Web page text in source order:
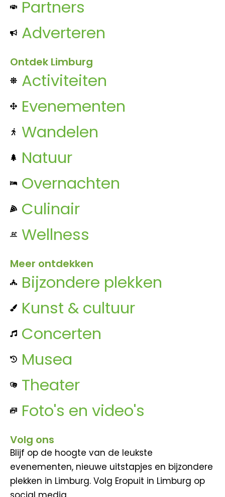
Partners
Adverteren
Ontdek Limburg
Activiteiten
Evenementen
Wandelen
Natuur
Overnachten
Culinair
Wellness
Meer ontdekken
Bijzondere plekken
Kunst & cultuur
Concerten
Musea
Theater
Foto's en video's
Volg ons
Blijf op de hoogte van de leukste
evenementen, nieuwe uitstapjes en bijzondere
plekken in Limburg. Volg Eropuit in Limburg op